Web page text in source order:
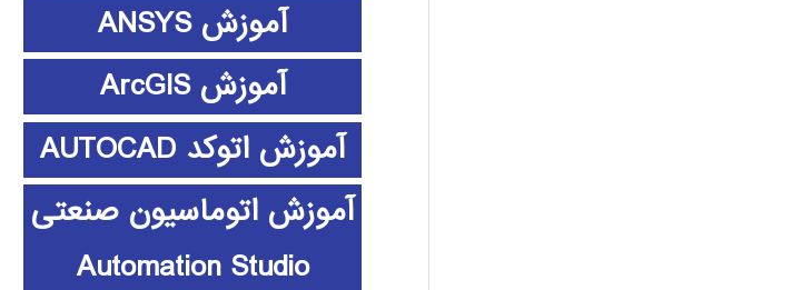
آموزش ANSYS
آموزش ArcGIS
آموزش اتوکد AUTOCAD
آموزش اتوماسیون صنعتی
Automation Studio